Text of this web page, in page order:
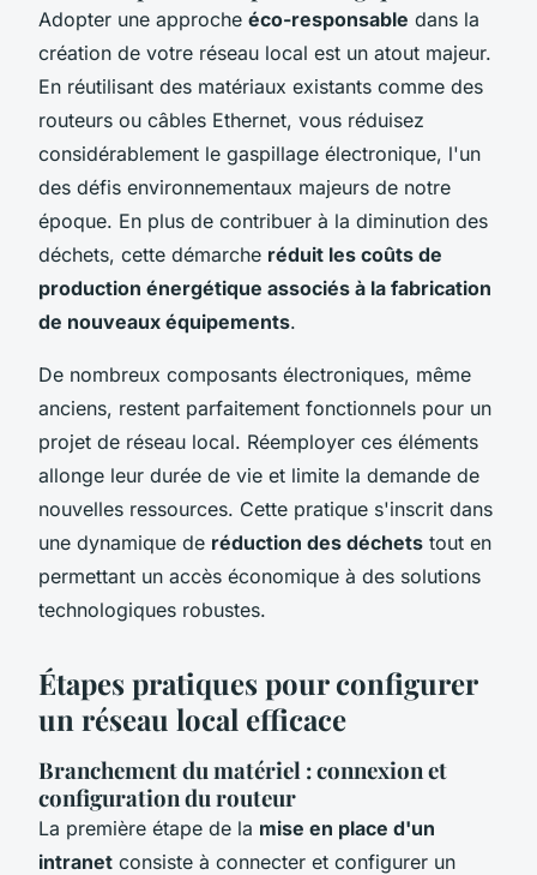
Adopter une approche éco-responsable dans la
création de votre réseau local est un atout majeur.
En réutilisant des matériaux existants comme des
routeurs ou câbles Ethernet, vous réduisez
considérablement le gaspillage électronique, l'un
des défis environnementaux majeurs de notre
époque. En plus de contribuer à la diminution des
déchets, cette démarche réduit les coûts de
production énergétique associés à la fabrication
de nouveaux équipements.
De nombreux composants électroniques, même
anciens, restent parfaitement fonctionnels pour un
projet de réseau local. Réemployer ces éléments
allonge leur durée de vie et limite la demande de
nouvelles ressources. Cette pratique s'inscrit dans
une dynamique de réduction des déchets tout en
permettant un accès économique à des solutions
technologiques robustes.
Étapes pratiques pour configurer
un réseau local efficace
Branchement du matériel : connexion et
configuration du routeur
La première étape de la mise en place d'un
intranet consiste à connecter et configurer un